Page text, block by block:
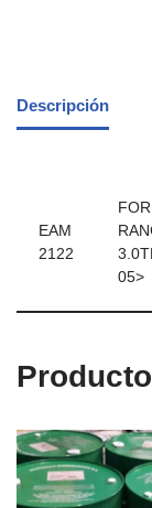
Descripción
EAM
2122
05>